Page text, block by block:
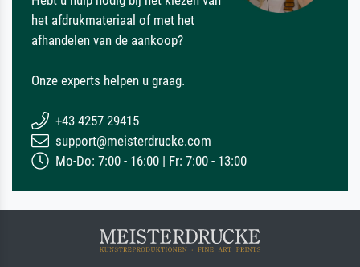
het afdrukmateriaal of met het
afhandelen van de aankoop?
Onze experts helpen u graag.
+43 4257 29415
support@meisterdrucke.com
Mo-Do: 7:00 - 16:00 | Fr: 7:00 - 13:00